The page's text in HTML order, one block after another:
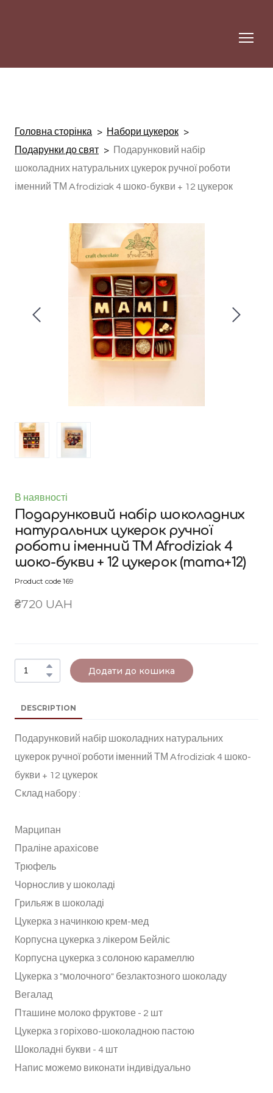
Головна сторінка
Набори цукерок
Подарунки до свят
Подарунковий набір
шоколадних натуральних цукерок ручної роботи
іменний ТМ Afrodiziak 4 шоко-букви + 12 цукерок
В наявності
Подарунковий набір шоколадних
натуральних цукерок ручної
роботи іменний ТМ Afrodiziak 4
шоко-букви + 12 цукерок(mama+12)
Product code 169
₴720 UAH
Додати до кошика
DESCRIPTION
Подарунковий набір шоколадних натуральних
цукерок ручної роботи іменний ТМ Afrodiziak 4 шоко-
букви + 12 цукерок
Склад набору :
Марципан
Праліне арахісове
Трюфель
Чорнослив у шоколаді
Грильяж в шоколаді
Цукерка з начинкою крем-мед
Корпусна цукерка з лікером Бейліс
Корпусна цукерка з солоною карамеллю
Цукерка з "молочного" безлактозного шоколаду
Вегалад
Пташине молоко фруктове - 2 шт
Цукерка з горіхово-шоколадною пастою
Шоколадні букви - 4 шт
Напис можемо виконати індивідуально